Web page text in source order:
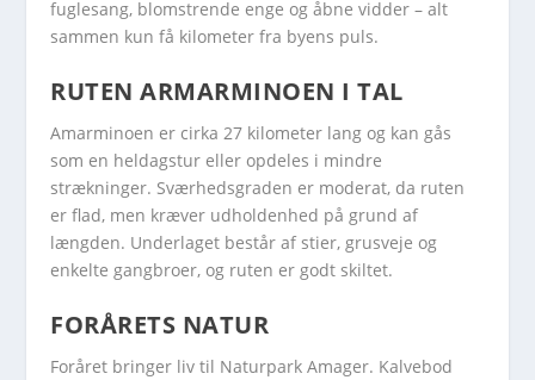
fuglesang, blomstrende enge og åbne vidder – alt
sammen kun få kilometer fra byens puls.
RUTEN ARMARMINOEN I TAL
Amarminoen er cirka 27 kilometer lang og kan gås
som en heldagstur eller opdeles i mindre
strækninger. Sværhedsgraden er moderat, da ruten
er flad, men kræver udholdenhed på grund af
længden. Underlaget består af stier, grusveje og
enkelte gangbroer, og ruten er godt skiltet.
FORÅRETS NATUR
Foråret bringer liv til Naturpark Amager. Kalvebod